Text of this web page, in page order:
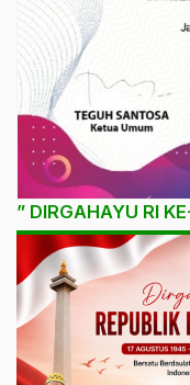
” DIRGAHAYU RI